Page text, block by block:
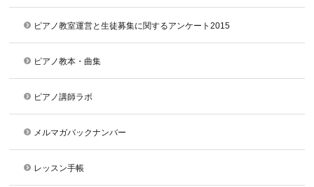
ピアノ教室運営と生徒募集に関するアンケート2015
ピアノ教本・曲集
ピアノ講師ラボ
メルマガバックナンバー
レッスン手帳